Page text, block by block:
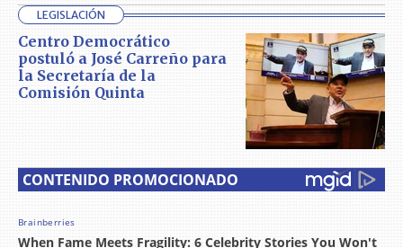
LEGISLACIÓN
Centro Democrático
postuló a José Carreño para
la Secretaría de la
Comisión Quinta